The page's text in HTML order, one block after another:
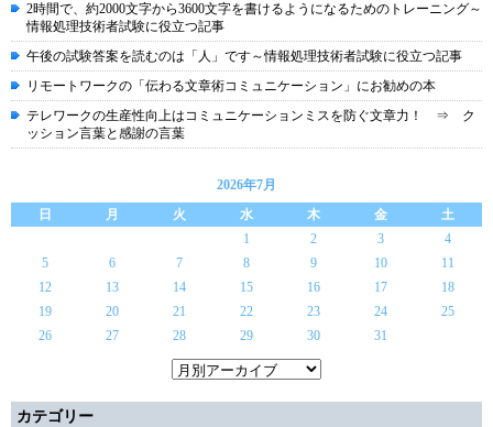
2時間で、約2000文字から3600文字を書けるようになるためのトレーニング～
情報処理技術者試験に役立つ記事
午後の試験答案を読むのは「人」です～情報処理技術者試験に役立つ記事
リモートワークの「伝わる文章術コミュニケーション」にお勧めの本
テレワークの生産性向上はコミュニケーションミスを防ぐ文章力！ ⇒ ク
ッション言葉と感謝の言葉
2026年7月
日
月 火 水 木 金
土
1
2 3
4
5
6 7 8 9 10
11
12
13 14 15 16 17
18
19
20 21 22 23 24
25
26
27 28 29 30 31
カテゴリー